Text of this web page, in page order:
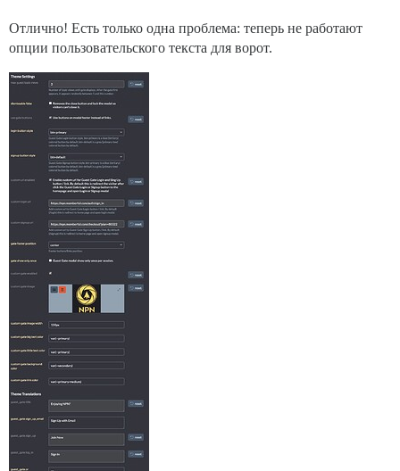
Отлично! Есть только одна проблема: теперь не работают
опции пользовательского текста для ворот.